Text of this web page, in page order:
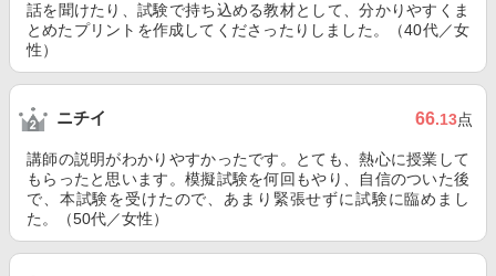
話を聞けたり、試験で持ち込める教材として、分かりやすくま
とめたプリントを作成してくださったりしました。（40代／女
性）
ニチイ 66.13点
講師の説明がわかりやすかったです。とても、熱心に授業して
もらったと思います。模擬試験を何回もやり、自信のついた後
で、本試験を受けたので、あまり緊張せずに試験に臨めまし
た。（50代／女性）